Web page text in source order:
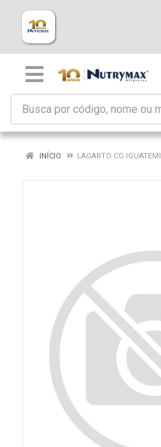
INÍCIO LAGARTO CG IGUATEMI